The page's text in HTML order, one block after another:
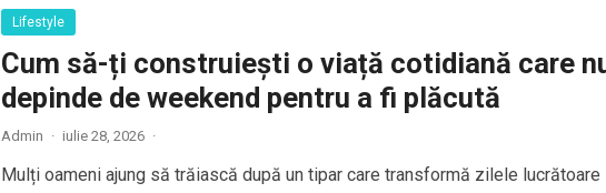
Lifestyle
Cum să-ți construiești o viață cotidiană care
depinde de weekend pentru a fi plăcută
Admin · iulie 28, 2026 ·
Mulți oameni ajung să trăiască după un tipar care transformă zilele lucrătoare